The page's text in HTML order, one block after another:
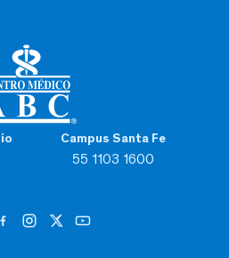
Campus Santa Fe
55 1103 1600